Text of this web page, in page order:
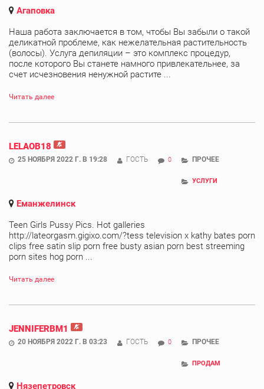
Агаповка
Наша работа заключается в том, чтобы Вы забыли о такой
деликатной проблеме, как нежелательная растительность
(волосы). Услуга депиляции – это комплекс процедур,
после которого Вы станете намного привлекательнее, за
счет исчезновения ненужной растите ...
Читать далее
LELAOB18
25 НОЯБРЯ 2022 Г. В 19:28 ГОСТЬ 0 ПРОЧЕЕ
УСЛУГИ
Еманжелинск
Teen Girls Pussy Pics. Hot galleries
http://lateorgasm.gigixo.com/?tess television x kathy bates porn
clips free satin slip porn free busty asian porn best streeming
porn sites hog porn ...
Читать далее
JENNIFERBM1
20 НОЯБРЯ 2022 Г. В 03:23 ГОСТЬ 0 ПРОЧЕЕ
ПРОДАМ
Нязепетровск